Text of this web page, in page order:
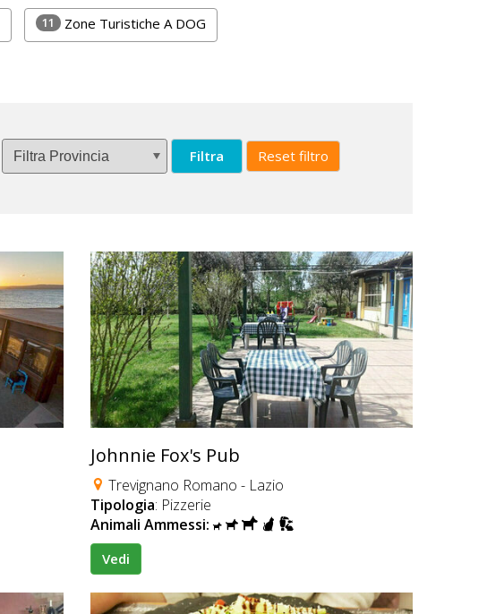
11 Zone Turistiche A DOG
Filtra Reset filtro
Johnnie Fox's Pub
Trevignano Romano - Lazio
Tipologia: Pizzerie
Animali Ammessi:
Vedi